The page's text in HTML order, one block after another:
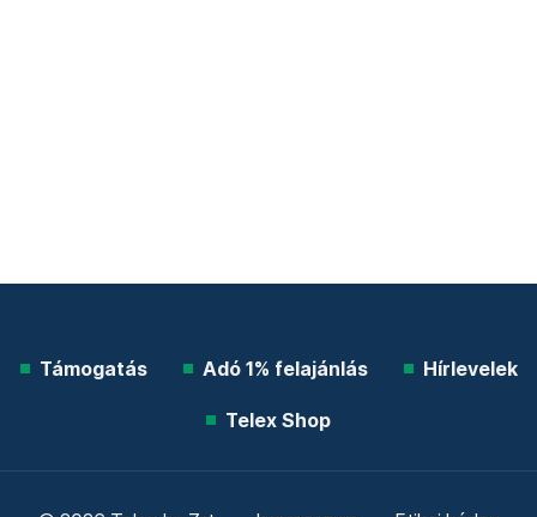
Támogatás Adó 1% felajánlás Hírlevelek
Telex Shop